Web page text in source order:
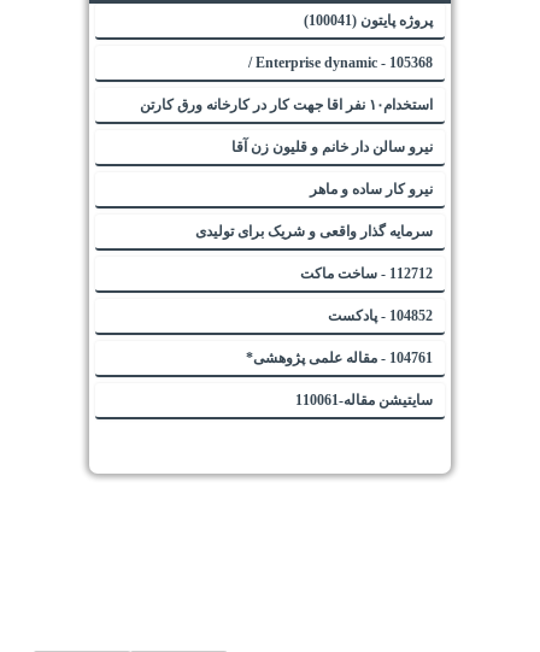
پروژه پایتون (100041)
105368 - Enterprise dynamic /
استخدام۱۰ نفر اقا جهت کار در کارخانه ورق کارتن
نیرو سالن دار خانم و قلیون زن آقا
نیرو کار ساده و ماهر
سرمایه گذار واقعی و شریک برای تولیدی
112712 - ساخت ماکت
104852 - پادکست
104761 - مقاله علمی پژوهشی*
سایتیشن مقاله-110061